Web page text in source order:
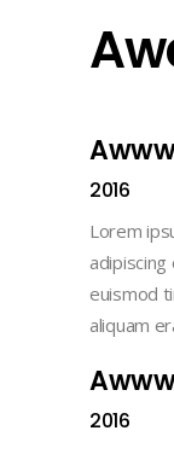
2016
Lorem
euismod
aliquam
2016